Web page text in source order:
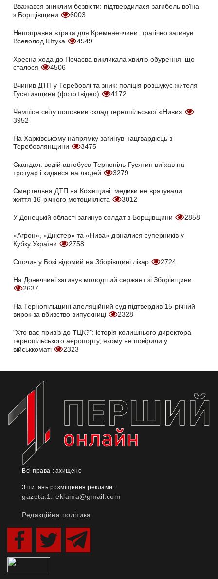
Вважався зниклим безвісти: підтвердилася загибель воїна
з Борщівщини
6003
Непоправна втрата для Кременеччини: трагічно загинув
Всеволод Штука
4549
Хресна хода до Почаєва викликала хвилю обурення: що
сталося
4506
Вчинив ДТП у Теребовлі та зник: поліція розшукує жителя
Гусятинщини (фото+відео)
4172
Чемпіон світу поповнив склад тернопільської «Ниви»
3952
На Харківському напрямку загинув нацгвардієць з
Теребовлянщини
3475
Скандал: водій автобуса Тернопіль-Гусятин виїхав на
тротуар і кидався на людей
3279
Смертельна ДТП на Козівщині: медики не врятували
життя 16-річного мотоцикліста
3012
У Донецькій області загинув солдат з Борщівщини 2858
«Агрон», «Дністер» та «Нива» дізналися суперників у
Кубку України
2758
Спочив у Бозі відомий на Зборівщині лікар 2724
На Донеччині загинув молодший сержант зі Зборівщини
2637
На Тернопільщині апеляційний суд підтвердив 15-річний
вирок за вбивство випускниці
2328
"Хто вас привіз до ТЦК?": історія колишнього директора
тернопільського аеропорту, якому не повірили у
військкоматі
2323
Всі права захищено
З питань розміщення реклами:
gazeta.1.reklama@gmail.com
Редакційна політика